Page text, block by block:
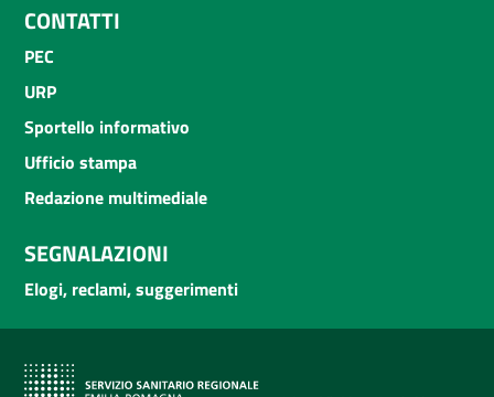
CONTATTI
PEC
URP
Sportello informativo
Ufficio stampa
Redazione multimediale
SEGNALAZIONI
Elogi, reclami, suggerimenti